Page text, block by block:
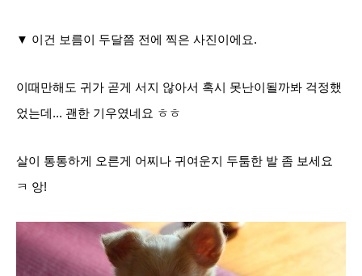
▼ 이건 보름이 두달쯤 전에 찍은 사진이에요.
이때만해도 귀가 곧게 서지 않아서 혹시 못난이될까봐 걱정했
었는데... 괜한 기우였네요 ㅎㅎ
살이 통통하게 오른게 어찌나 귀여운지 두툼한 발 좀 보세요
ㅋ 앙!